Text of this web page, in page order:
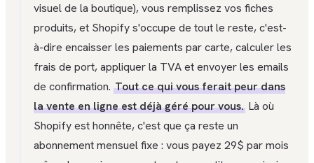
visuel de la boutique), vous remplissez vos fiches
produits, et Shopify s'occupe de tout le reste, c'est-
à-dire encaisser les paiements par carte, calculer les
frais de port, appliquer la TVA et envoyer les emails
de confirmation. Tout ce qui vous ferait peur dans
la vente en ligne est déjà géré pour vous. Là où
Shopify est honnête, c'est que ça reste un
abonnement mensuel fixe : vous payez 29$ par mois